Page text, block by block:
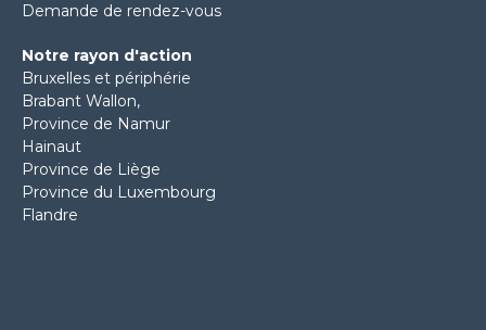
Demande de rendez-vous
Notre rayon d'action
Bruxelles et périphérie
Brabant Wallon,
Province de Namur
Hainaut
Province de Liège
Province du Luxembourg
Flandre